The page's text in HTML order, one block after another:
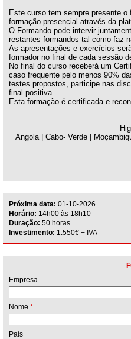
Este curso tem sempre presente o
formação presencial através da
O Formando pode intervir
restantes formandos tal como faz
As apresentações e exercícios
formador no final de cada sessão
No final do curso receberá um
caso frequente pelo menos 90%
testes propostos, participe nas
final positiva.
Esta formação é certificada e
Angola | Cabo- Verde |
Próxima data: 01-10-2026
Horário: 14h00 às 18h10
Duração: 50 horas
Investimento: 1.550€ + IVA
Empresa
Nome *
País